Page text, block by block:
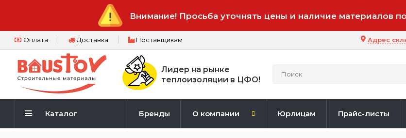
Внимание! Просьба уточнять цены и наличие материалов
Оплата Доставка Поставщикам Адрес
Лидер на рынке
теплоизоляции в ЦФО!
Каталог Бренды О компании Юрлицам Прайс-листы